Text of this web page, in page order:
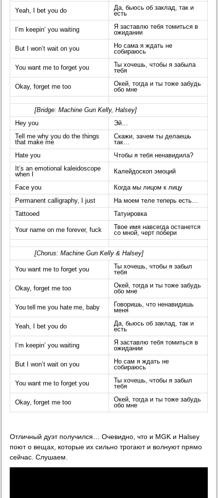
Yeah, I bet you do
Да, бьюсь об заклад, так и
есть
I’m keepin’ you waiting
Я заставлю тебя томиться в
ожидании
But I won’t wait on you
Но сама я ждать не
собираюсь
You want me to forget you
Ты хочешь, чтобы я забыла
тебя
Okay, forget me too
Окей, тогда и ты тоже забудь
обо мне
[Bridge: Machine Gun Kelly, Halsey]
Hey you
Эй…
Tell me why you do the things
that make me
Скажи, зачем ты делаешь
так…
Hate you
Чтобы я тебя ненавидила?
It’s an emotional kaleidoscope
when I
Калейдоскоп эмоций
Face you
Когда мы лицом к лицу
Permanent calligraphy, I just
На моем теле теперь есть…
Tattooed
Татуировка
Your name on me forever, fuck
Твое имя навсегда останется
со мной, черт побери
[Chorus: Machine Gun Kelly & Halsey]
You want me to forget you
Ты хочешь, чтобы я забыл
тебя
Okay, forget me too
Окей, тогда и ты тоже забудь
обо мне
You tell me you hate me, baby
Говоришь, что ненавидишь
меня
Yeah, I bet you do
Да, бьюсь об заклад, так и
есть
I’m keepin’ you waiting
Я заставлю тебя томиться в
ожидании
But I won’t wait on you
Но сам я ждать не
собираюсь
You want me to forget you
Ты хочешь, чтобы я забыл
тебя
Okay, forget me too
Окей, тогда и ты тоже забудь
обо мне
Отличный дуэт получился… Очевидно, что и MGK и Halsey
поют о вещах, которые их сильно трогают и волнуют прямо
сейчас. Слушаем.